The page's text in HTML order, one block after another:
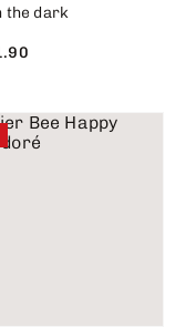
the dark